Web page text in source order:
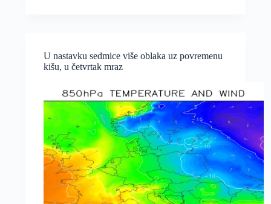
i
jugoistoku
U nastavku sedmice više oblaka uz povremenu
kišu, u četvrtak mraz